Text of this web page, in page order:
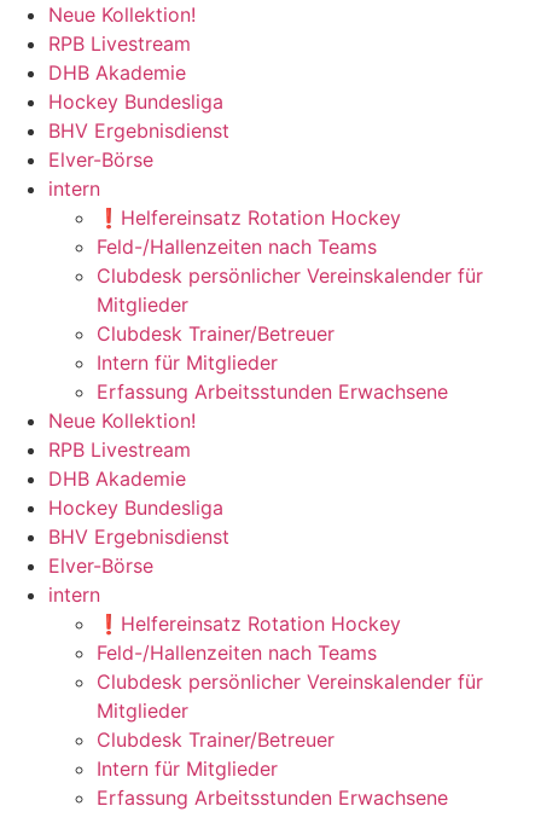
Zum
Inhalt
springen
Neue Kollektion!
RPB Livestream
DHB Akademie
Hockey Bundesliga
BHV Ergebnisdienst
Elver-Börse
intern
❗️Helfereinsatz Rotation Hockey
Feld-/Hallenzeiten nach Teams
Clubdesk persönlicher Vereinskalender für
Mitglieder
Clubdesk Trainer/Betreuer
Intern für Mitglieder
Erfassung Arbeitsstunden Erwachsene
Neue Kollektion!
RPB Livestream
DHB Akademie
Hockey Bundesliga
BHV Ergebnisdienst
Elver-Börse
intern
❗️Helfereinsatz Rotation Hockey
Feld-/Hallenzeiten nach Teams
Clubdesk persönlicher Vereinskalender für
Mitglieder
Clubdesk Trainer/Betreuer
Intern für Mitglieder
Erfassung Arbeitsstunden Erwachsene